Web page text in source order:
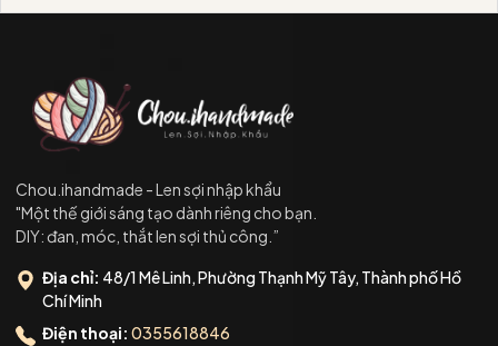
Chou.ihandmade - Len sợi nhập khẩu
"Một thế giới sáng tạo dành riêng cho bạn.
DIY: đan, móc, thắt len sợi thủ công.”
Địa chỉ: 48/1 Mê Linh, Phường Thạnh Mỹ Tây, Thành phố Hồ
Chí Minh
Điện thoại: 0355618846